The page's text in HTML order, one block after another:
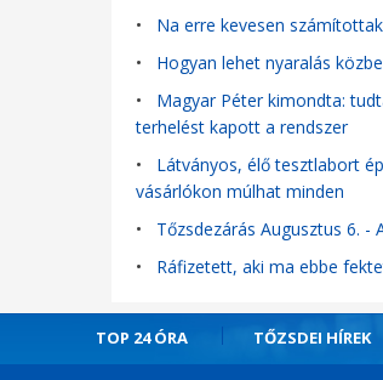
• Na erre kevesen
• Hogyan lehet nyaralás
• Magyar Péter kimondta:
terhelést kapott a rendszer
• Látványos, élő tesztlabort
vásárlókon múlhat minden
• Tőzsdezárás Augusztus 6. -
• Ráfizetett, aki ma ebbe
TOP 24 ÓRA TŐZSDEI HÍREK